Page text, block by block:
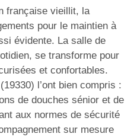
française vieillit, la
pour le maintien à
évidente. La salle de
se transforme pour
et confortables.
l’ont bien compris :
de douches sénior et de
aux normes de sécurité
sur mesure